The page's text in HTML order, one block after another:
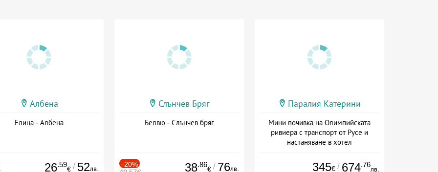
Албена
Елица - Албена
26.59
€ / 52лв.
Слънчев Бряг
Белвю - Слънчев бряг
-20% 38.86
€ / 76лв.
Паралия Катерини
Мини почивка на Олимпийската
ривиера с транспорт от Русе и
настаняване в хотел
345€ / 674.76
лв.